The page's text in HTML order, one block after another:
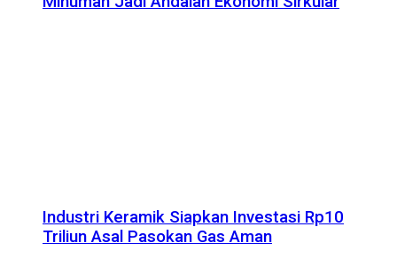
Industri Keramik Siapkan Investasi Rp10
Triliun Asal Pasokan Gas Aman